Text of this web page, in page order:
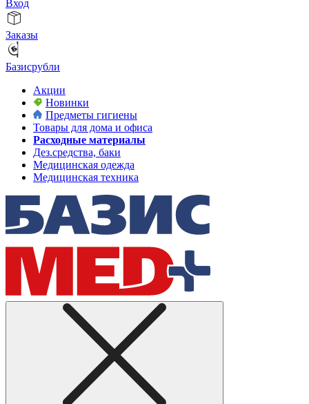
Вход
Заказы
Базисрубли
Акции
Новинки
Предметы гигиены
Товары для дома и офиса
Расходные материалы
Дез.средства, баки
Медицинская одежда
Медицинская техника